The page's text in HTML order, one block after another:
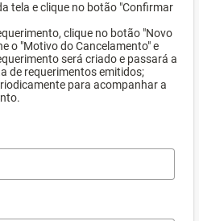
tela e clique no botão "Confirmar
clique no botão "Novo
o "Motivo do Cancelamento" e
será criado e passará a
de requerimentos emitidos;
para acompanhar a